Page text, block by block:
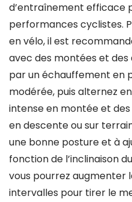
d’entraînement efficace
performances cyclistes.
en vélo, il est
avec des montées et
par un échauffement en
modérée, puis alternez
intense en montée et
en descente ou sur
une bonne posture et à
fonction de l’inclinaison
vous pourrez augmenter
intervalles pour tirer le